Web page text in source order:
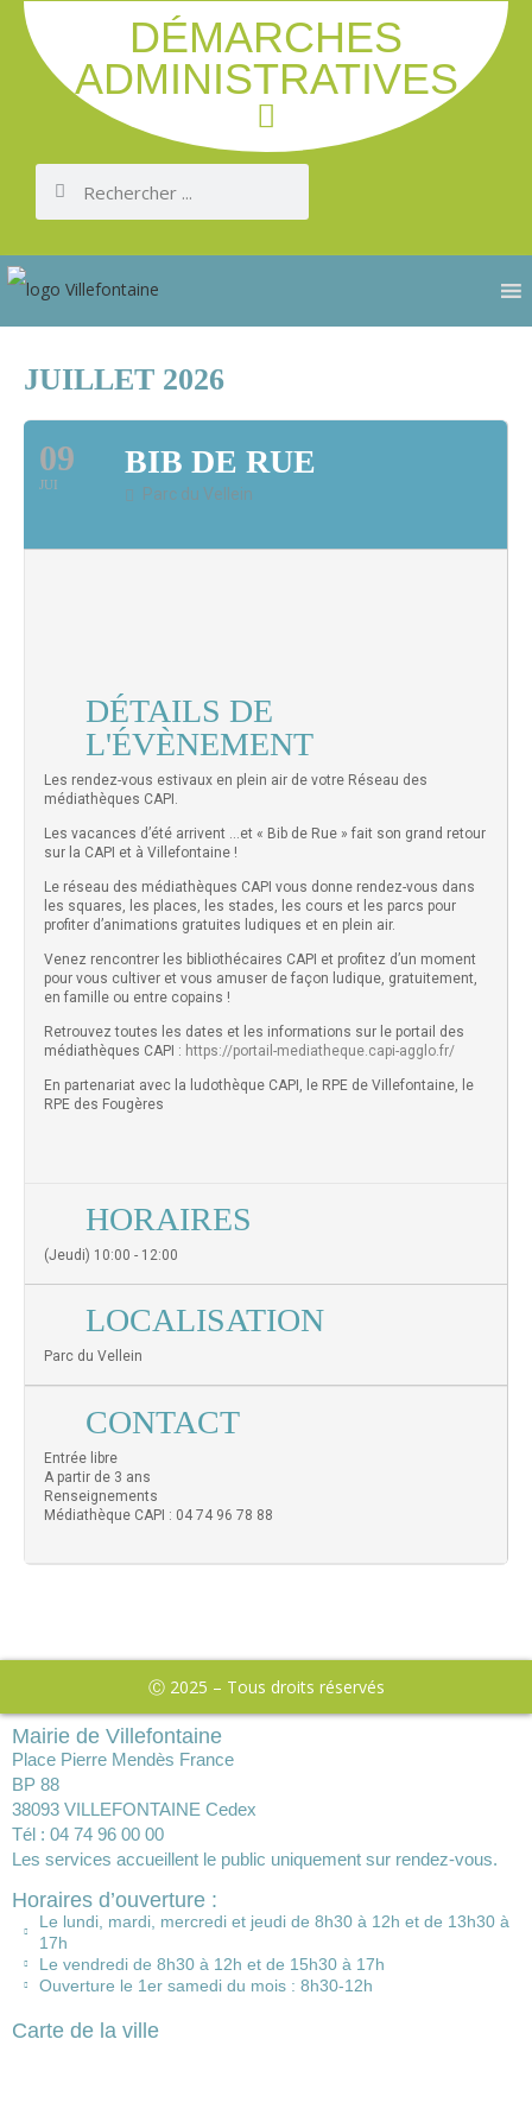
DÉMARCHES
ADMINISTRATIVES
JUILLET 2026
09
JUI
BIB DE RUE
Parc du Vellein
DÉTAILS DE
L'ÉVÈNEMENT
Les rendez-vous estivaux en plein air de votre Réseau des
médiathèques CAPI.
Les vacances d’été arrivent …et « Bib de Rue » fait son grand retour
sur la CAPI et à Villefontaine !
Le réseau des médiathèques CAPI vous donne rendez-vous dans
les squares, les places, les stades, les cours et les parcs pour
profiter d’animations gratuites ludiques et en plein air.
Venez rencontrer les bibliothécaires CAPI et profitez d’un moment
pour vous cultiver et vous amuser de façon ludique, gratuitement,
en famille ou entre copains !
Retrouvez toutes les dates et les informations sur le portail des
médiathèques CAPI : https://portail-mediatheque.capi-agglo.fr/
En partenariat avec la ludothèque CAPI, le RPE de Villefontaine, le
RPE des Fougères
HORAIRES
(Jeudi) 10:00 - 12:00
LOCALISATION
Parc du Vellein
CONTACT
Entrée libre
A partir de 3 ans
Renseignements
Médiathèque CAPI : 04 74 96 78 88
Ⓒ 2025 – Tous droits réservés
Mairie de Villefontaine
Place Pierre Mendès France
BP 88
38093 VILLEFONTAINE Cedex
Tél : 04 74 96 00 00
Les services accueillent le public uniquement sur rendez-vous.
Horaires d’ouverture :
Le lundi, mardi, mercredi et jeudi de 8h30 à 12h et de 13h30 à
17h
Le vendredi de 8h30 à 12h et de 15h30 à 17h
Ouverture le 1er samedi du mois : 8h30-12h
Carte de la ville